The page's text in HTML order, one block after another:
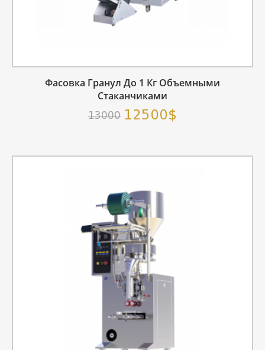
Фасовка Гранул До 1 Кг Объемными
Стаканчиками
13000 12500$